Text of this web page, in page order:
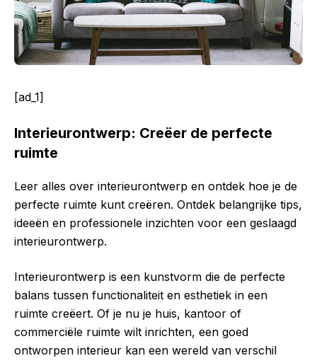
[ad_1]
Interieurontwerp: Creëer de perfecte
ruimte
Leer alles over interieurontwerp en ontdek hoe je de
perfecte ruimte kunt creëren. Ontdek belangrijke tips,
ideeën en professionele inzichten voor een geslaagd
interieurontwerp.
Interieurontwerp is een kunstvorm die de perfecte
balans tussen functionaliteit en esthetiek in een
ruimte creëert. Of je nu je huis, kantoor of
commerciële ruimte wilt inrichten, een goed
ontworpen interieur kan een wereld van verschil